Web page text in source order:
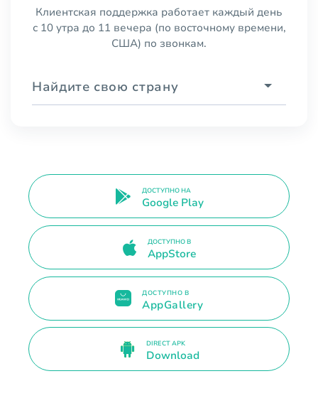
Клиентская поддержка работает каждый день
с 10 утра до 11 вечера (по восточному времени,
США) по звонкам.
Найдите свою страну
ДОСТУПНО НА
Google Play
ДОСТУПНО В
AppStore
ДОСТУПНО В
AppGallery
DIRECT APK
Download